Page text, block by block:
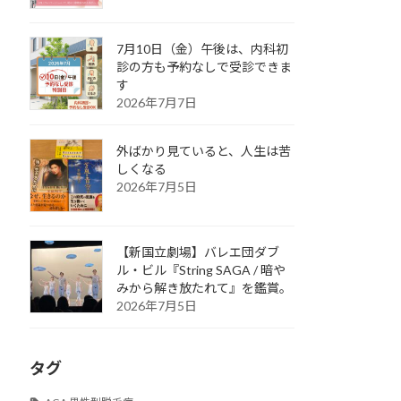
7月10日（金）午後は、内科初
診の方も予約なしで受診できま
す
2026年7月7日
外ばかり見ていると、人生は苦
しくなる
2026年7月5日
【新国立劇場】バレエ団ダブ
ル・ビル『String SAGA / 暗や
みから解き放たれて』を鑑賞。
2026年7月5日
タグ